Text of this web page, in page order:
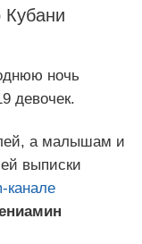
Кубани
ночь
девочек.
а малышам и
выписки
канале